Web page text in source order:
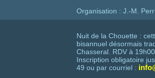
Organisation : J.-M.
Nuit de la Chouette :
bisannuel désormais
Chasseral. RDV à
Inscription obligatoire
49 ou par courriel :